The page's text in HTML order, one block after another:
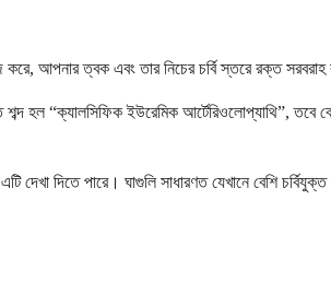
আপনার ত্বক এবং তার নিচের চর্বি স্তরে রক্ত
হল “ক্যালসিফিক ইউরেমিক আর্টেরিওলোপ্যাথি”, তবে
দিতে পারে। ঘাগুলি সাধারণত যেখানে বেশি